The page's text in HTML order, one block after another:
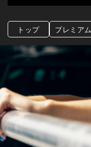
トップ プレミアム